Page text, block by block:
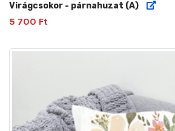
Virágcsokor - párnahuzat (A)
5 700 Ft